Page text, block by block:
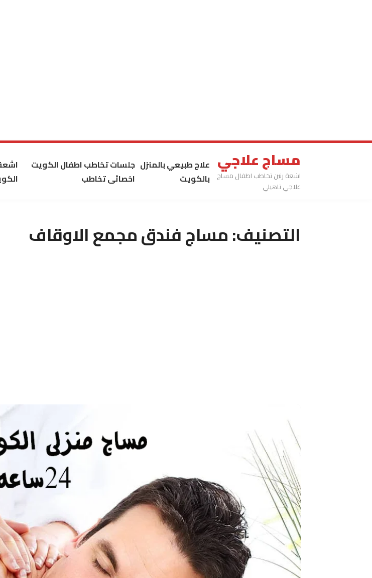
مساج علاجي
اشعة رنين تخاطب اطفال مساج
علاجي تاهيلي
علاج طبيعي بالمنزل
بالكويت
جلسات تخاطب اطفال الكويت
اخصائى تخاطب
التصنيف:مساج فندق مجمع الاوقاف